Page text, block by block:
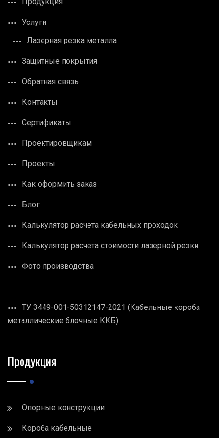
Продукция
Услуги
Лазерная резка металла
Защитные покрытия
Обратная связь
Контакты
Сертификаты
Проектировщикам
Проекты
Как оформить заказ
Блог
Калькулятор расчета кабельных проходок
Калькулятор расчета стоимости лазерной резки
Фото производства
ТУ 3449-001-50312147-2021 (Кабельные короба
металлические блочные ККБ)
Продукция
Опорные конструкции
Короба кабельные